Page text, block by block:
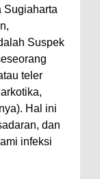
Sugiaharta
Suspek
teler
Hal ini
dan
infeksi